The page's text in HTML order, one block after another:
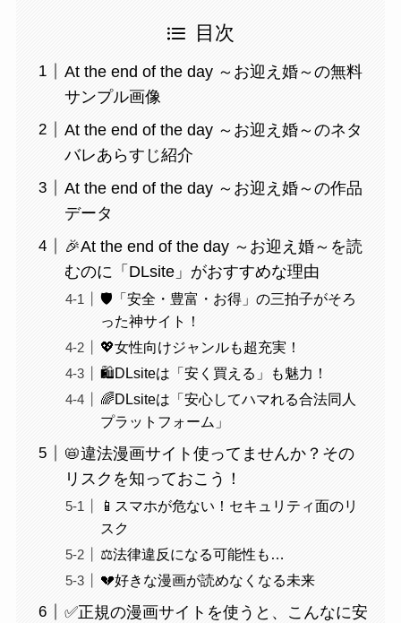
目次
At the end of the day ～お迎え婚～の無料
サンプル画像
At the end of the day ～お迎え婚～のネタ
バレあらすじ紹介
At the end of the day ～お迎え婚～の作品
データ
🎉At the end of the day ～お迎え婚～を読
むのに「DLsite」がおすすめな理由
🛡️「安全・豊富・お得」の三拍子がそろ
った神サイト！
💖女性向けジャンルも超充実！
🛍️DLsiteは「安く買える」も魅力！
🌈DLsiteは「安心してハマれる合法同人
プラットフォーム」
📛違法漫画サイト使ってませんか？その
リスクを知っておこう！
📱スマホが危ない！セキュリティ面のリ
スク
⚖️法律違反になる可能性も…
💔好きな漫画が読めなくなる未来
✅正規の漫画サイトを使うと、こんなに安